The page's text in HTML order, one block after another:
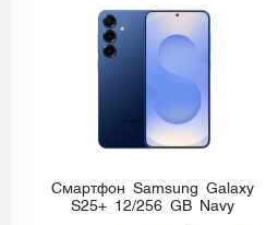
Смартфон Samsung Galaxy
S25+ 12/256 GB Navy